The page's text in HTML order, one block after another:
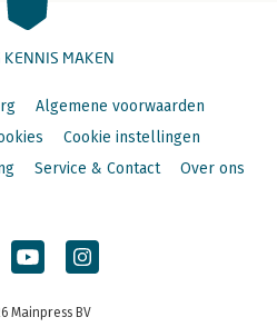
KENNIS MAKEN
Algemene voorwaarden
Cookie instellingen
Service & Contact Over ons
Mainpress BV